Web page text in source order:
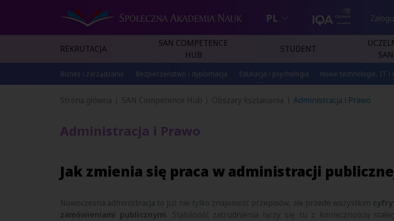
PL
REKRUTACJA
SAN COMPETENCE
HUB
STUDENT
SAN
Biznes i zarządzanie Bezpieczeństwo i dyplomacja Edukacja i psychologia Nowe technologie, IT i
Strona główna SAN Competence Hub Obszary kształcenia Administracja i Prawo
Administracja i Prawo
Jak zmienia się praca w administracji
Nowoczesna administracja to już nie tylko znajomość przepisów, ale przede wszystkim
zamówieniami publicznymi. Stabilność zatrudnienia łączy się tu z koniecznością